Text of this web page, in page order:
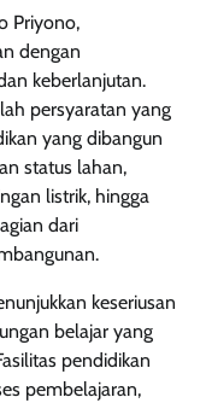
Priyono,
dengan
keberlanjutan.
persyaratan yang
yang dibangun
status lahan,
listrik, hingga
dari
keseriusan
belajar yang
pendidikan
pembelajaran,